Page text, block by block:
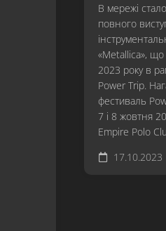
В мережі
повного
«Metallica», що
2023 року в
Power Trip.
фестиваль
7 і 8 жовтня
Empire Polo
17.10.2023